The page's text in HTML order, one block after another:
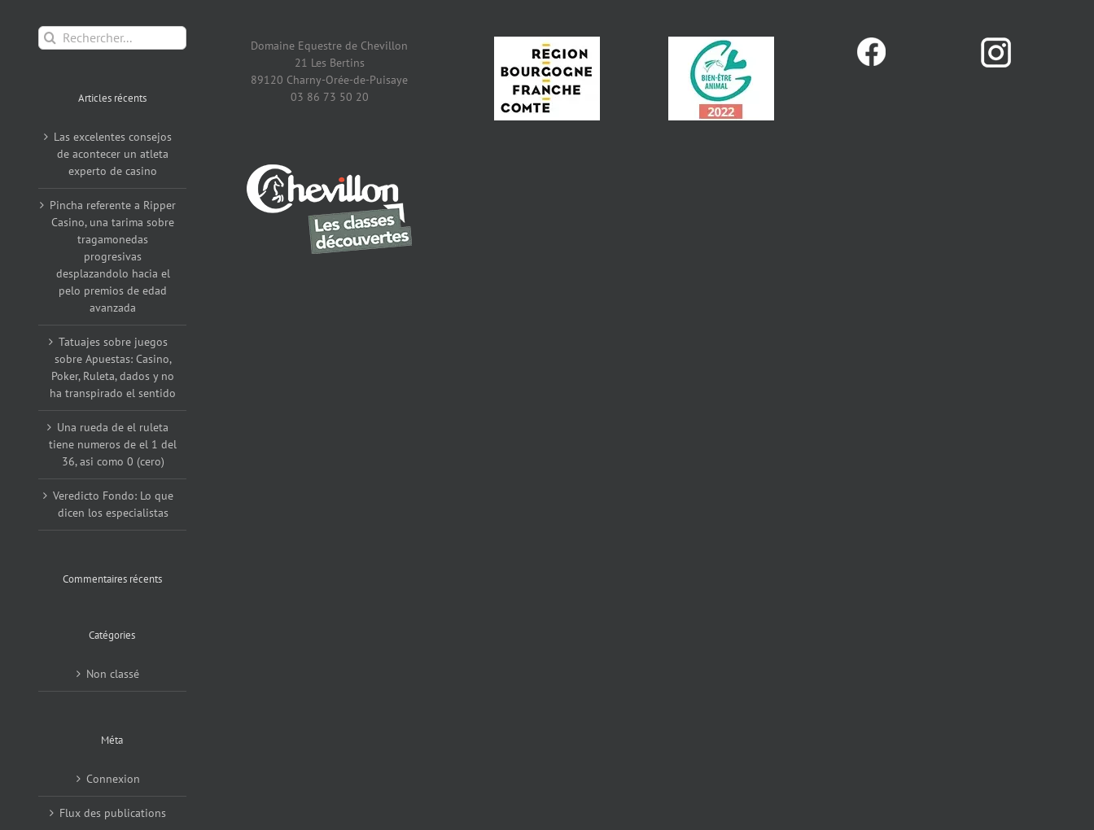
Rechercher:
Articles récents
Las excelentes consejos
de acontecer un atleta
experto de casino
Pincha referente a Ripper
Casino, una tarima sobre
tragamonedas
progresivas
desplazandolo hacia el
pelo premios de edad
avanzada
Tatuajes sobre juegos
sobre Apuestas: Casino,
Poker, Ruleta, dados y no
ha transpirado el sentido
Una rueda de el ruleta
tiene numeros de el 1 del
36, asi como 0 (cero)
Veredicto Fondo: Lo que
dicen los especialistas
Commentaires récents
Catégories
Non classé
Méta
Connexion
Flux des publications
Domaine Equestre de Chevillon
21 Les Bertins
89120 Charny-Orée-de-Puisaye
03 86 73 50 20